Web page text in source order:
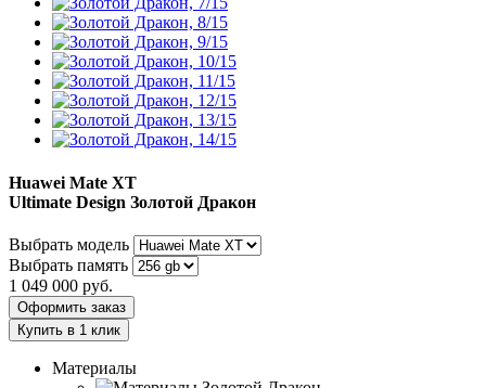
Huawei Mate XT
Ultimate Design Золотой Дракон
Выбрать модель
Выбрать память
1 049 000 руб.
Оформить заказ
Купить в 1 клик
Материалы